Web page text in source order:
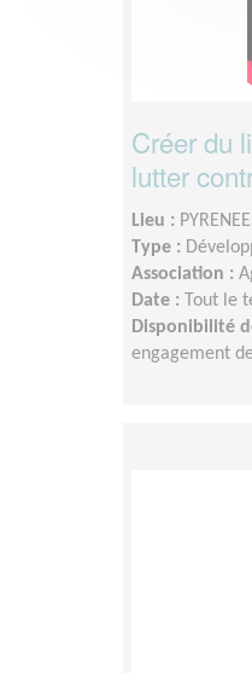
Créer du
lutter
Lieu :
Type :
Association :
Date :
Tout le
Disponibilité
engagement